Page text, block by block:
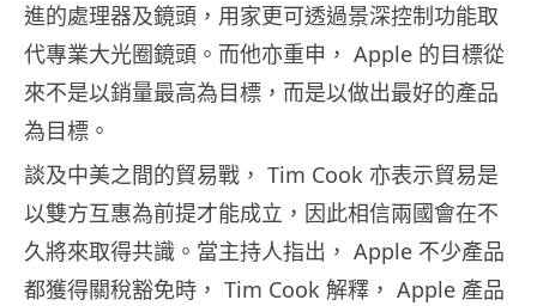
進的處理器及鏡頭，用家更可透過景深控制功能取
代專業大光圈鏡頭。而他亦重申， Apple 的目標從
來不是以銷量最高為目標，而是以做出最好的產品
為目標。
談及中美之間的貿易戰， Tim Cook 亦表示貿易是
以雙方互惠為前提才能成立，因此相信兩國會在不
久將來取得共識。當主持人指出， Apple 不少產品
都獲得關稅豁免時， Tim Cook 解釋， Apple 產品